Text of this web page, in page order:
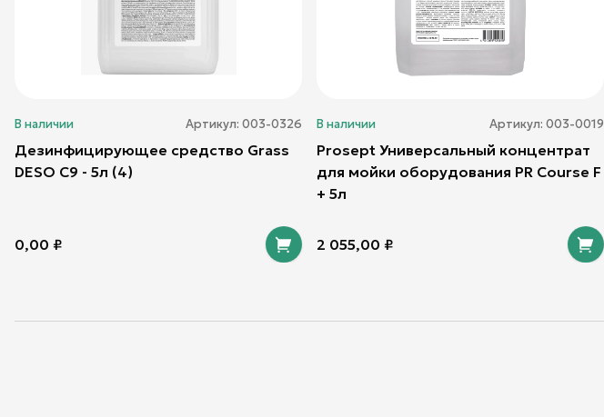
В наличии Артикул: 003-0326
Дезинфицирующее средство Grass
DESO C9 - 5л (4)
0,00 ₽
В наличии Артикул: 003-0019
Prosept Универсальный концентрат
для мойки оборудования PR Course F
+ 5л
2 055,00 ₽